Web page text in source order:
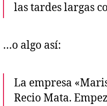
las tardes largas
…o algo así:
La empresa
Recio Mata.